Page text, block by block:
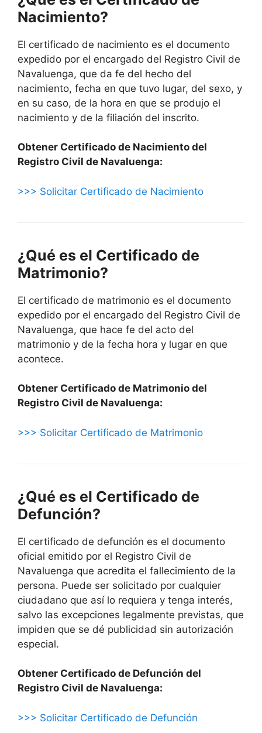
Nacimiento?
El certificado de nacimiento es el documento
expedido por el encargado del Registro Civil de
Navaluenga, que da fe del hecho del
nacimiento, fecha en que tuvo lugar, del sexo, y
en su caso, de la hora en que se produjo el
nacimiento y de la filiación del inscrito.
Obtener Certificado de Nacimiento del
Registro Civil de Navaluenga:
>>> Solicitar Certificado de Nacimiento
¿Qué es el Certificado de
Matrimonio?
El certificado de matrimonio es el documento
expedido por el encargado del Registro Civil de
Navaluenga, que hace fe del acto del
matrimonio y de la fecha hora y lugar en que
acontece.
Obtener Certificado de Matrimonio del
Registro Civil de Navaluenga:
>>> Solicitar Certificado de Matrimonio
¿Qué es el Certificado de
Defunción?
El certificado de defunción es el documento
oficial emitido por el Registro Civil de
Navaluenga que acredita el fallecimiento de la
persona. Puede ser solicitado por cualquier
ciudadano que así lo requiera y tenga interés,
salvo las excepciones legalmente previstas, que
impiden que se dé publicidad sin autorización
especial.
Obtener Certificado de Defunción del
Registro Civil de Navaluenga:
>>> Solicitar Certificado de Defunción